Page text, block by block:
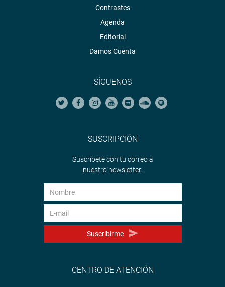
Contrastes
Agenda
Editorial
Damos Cuenta
SÍGUENOS
SUSCRIPCIÓN
Suscríbete con tu correo a
nuestro newsletter.
Suscribirme
CENTRO DE ATENCIÓN